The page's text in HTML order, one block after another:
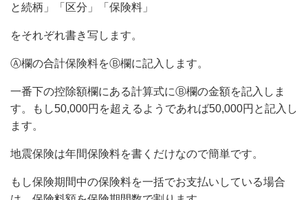
と続柄」「区分」「保険料」
をそれぞれ書き写します。
Ⓐ欄の合計保険料をⒷ欄に記入します。
一番下の控除額欄にある計算式にⒷ欄の金額を記入しま
す。もし50,000円を超えるようであれば50,000円と記入し
ます。
地震保険は年間保険料を書くだけなので簡単です。
もし保険期間中の保険料を一括でお支払いしている場合